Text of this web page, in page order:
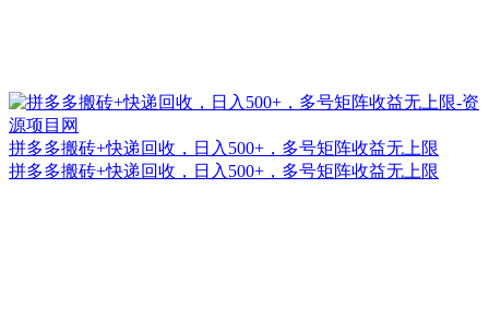
拼多多搬砖+快递回收，日入500+，多号矩阵收益无上限
拼多多搬砖+快递回收，日入500+，多号矩阵收益无上限